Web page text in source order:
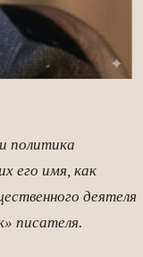
политика
его имя, как
деятеля
писателя.